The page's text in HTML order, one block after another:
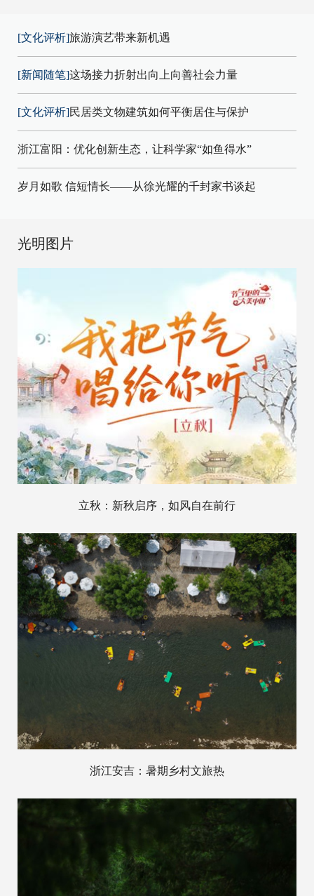
[文化评析]旅游演艺带来新机遇
[新闻随笔]这场接力折射出向上向善社会力量
[文化评析]民居类文物建筑如何平衡居住与保护
浙江富阳：优化创新生态，让科学家“如鱼得水”
岁月如歌 信短情长——从徐光耀的千封家书谈起
光明图片
立秋：新秋启序，如风自在前行
浙江安吉：暑期乡村文旅热